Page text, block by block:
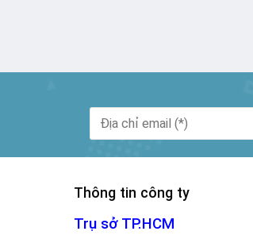
Thông tin công ty
Trụ sở TP.HCM